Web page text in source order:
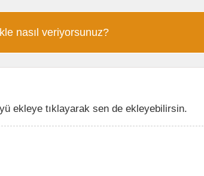
nasıl veriyorsunuz?
ekleye tıklayarak sen de ekleyebilirsin.